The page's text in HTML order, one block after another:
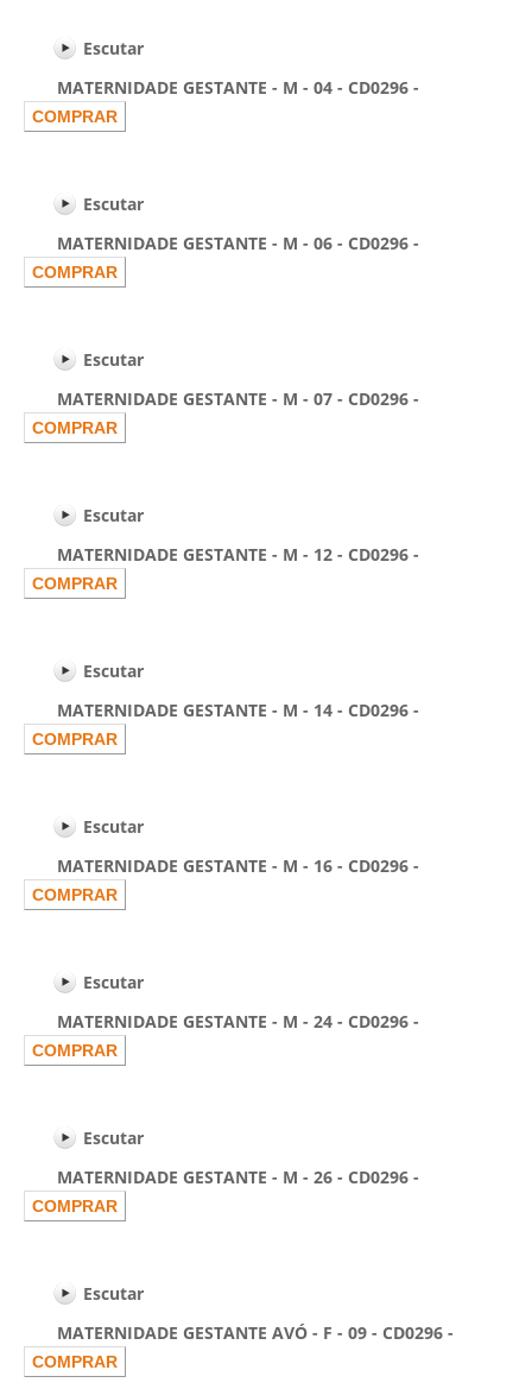
Escutar
MATERNIDADE GESTANTE - M - 04 - CD0296 -
Escutar
MATERNIDADE GESTANTE - M - 06 - CD0296 -
Escutar
MATERNIDADE GESTANTE - M - 07 - CD0296 -
Escutar
MATERNIDADE GESTANTE - M - 12 - CD0296 -
Escutar
MATERNIDADE GESTANTE - M - 14 - CD0296 -
Escutar
MATERNIDADE GESTANTE - M - 16 - CD0296 -
Escutar
MATERNIDADE GESTANTE - M - 24 - CD0296 -
Escutar
MATERNIDADE GESTANTE - M - 26 - CD0296 -
Escutar
MATERNIDADE GESTANTE AVÓ - F - 09 - CD0296 -